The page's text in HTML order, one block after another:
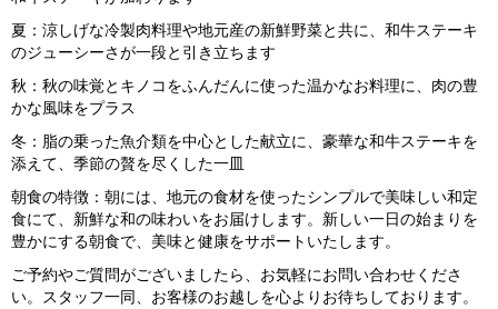
夏：涼しげな冷製肉料理や地元産の新鮮野菜と共に、和牛ステーキ
のジューシーさが一段と引き立ちます
秋：秋の味覚とキノコをふんだんに使った温かなお料理に、肉の豊
かな風味をプラス
冬：脂の乗った魚介類を中心とした献立に、豪華な和牛ステーキを
添えて、季節の贅を尽くした一皿
朝食の特徴：朝には、地元の食材を使ったシンプルで美味しい和定
食にて、新鮮な和の味わいをお届けします。新しい一日の始まりを
豊かにする朝食で、美味と健康をサポートいたします。
ご予約やご質問がございましたら、お気軽にお問い合わせくださ
い。スタッフ一同、お客様のお越しを心よりお待ちしております。